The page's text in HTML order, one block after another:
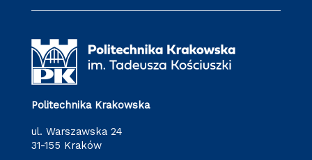
Politechnika Krakowska
ul. Warszawska 24
31-155 Kraków